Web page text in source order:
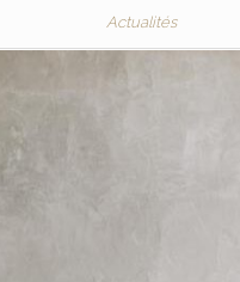
Actualités